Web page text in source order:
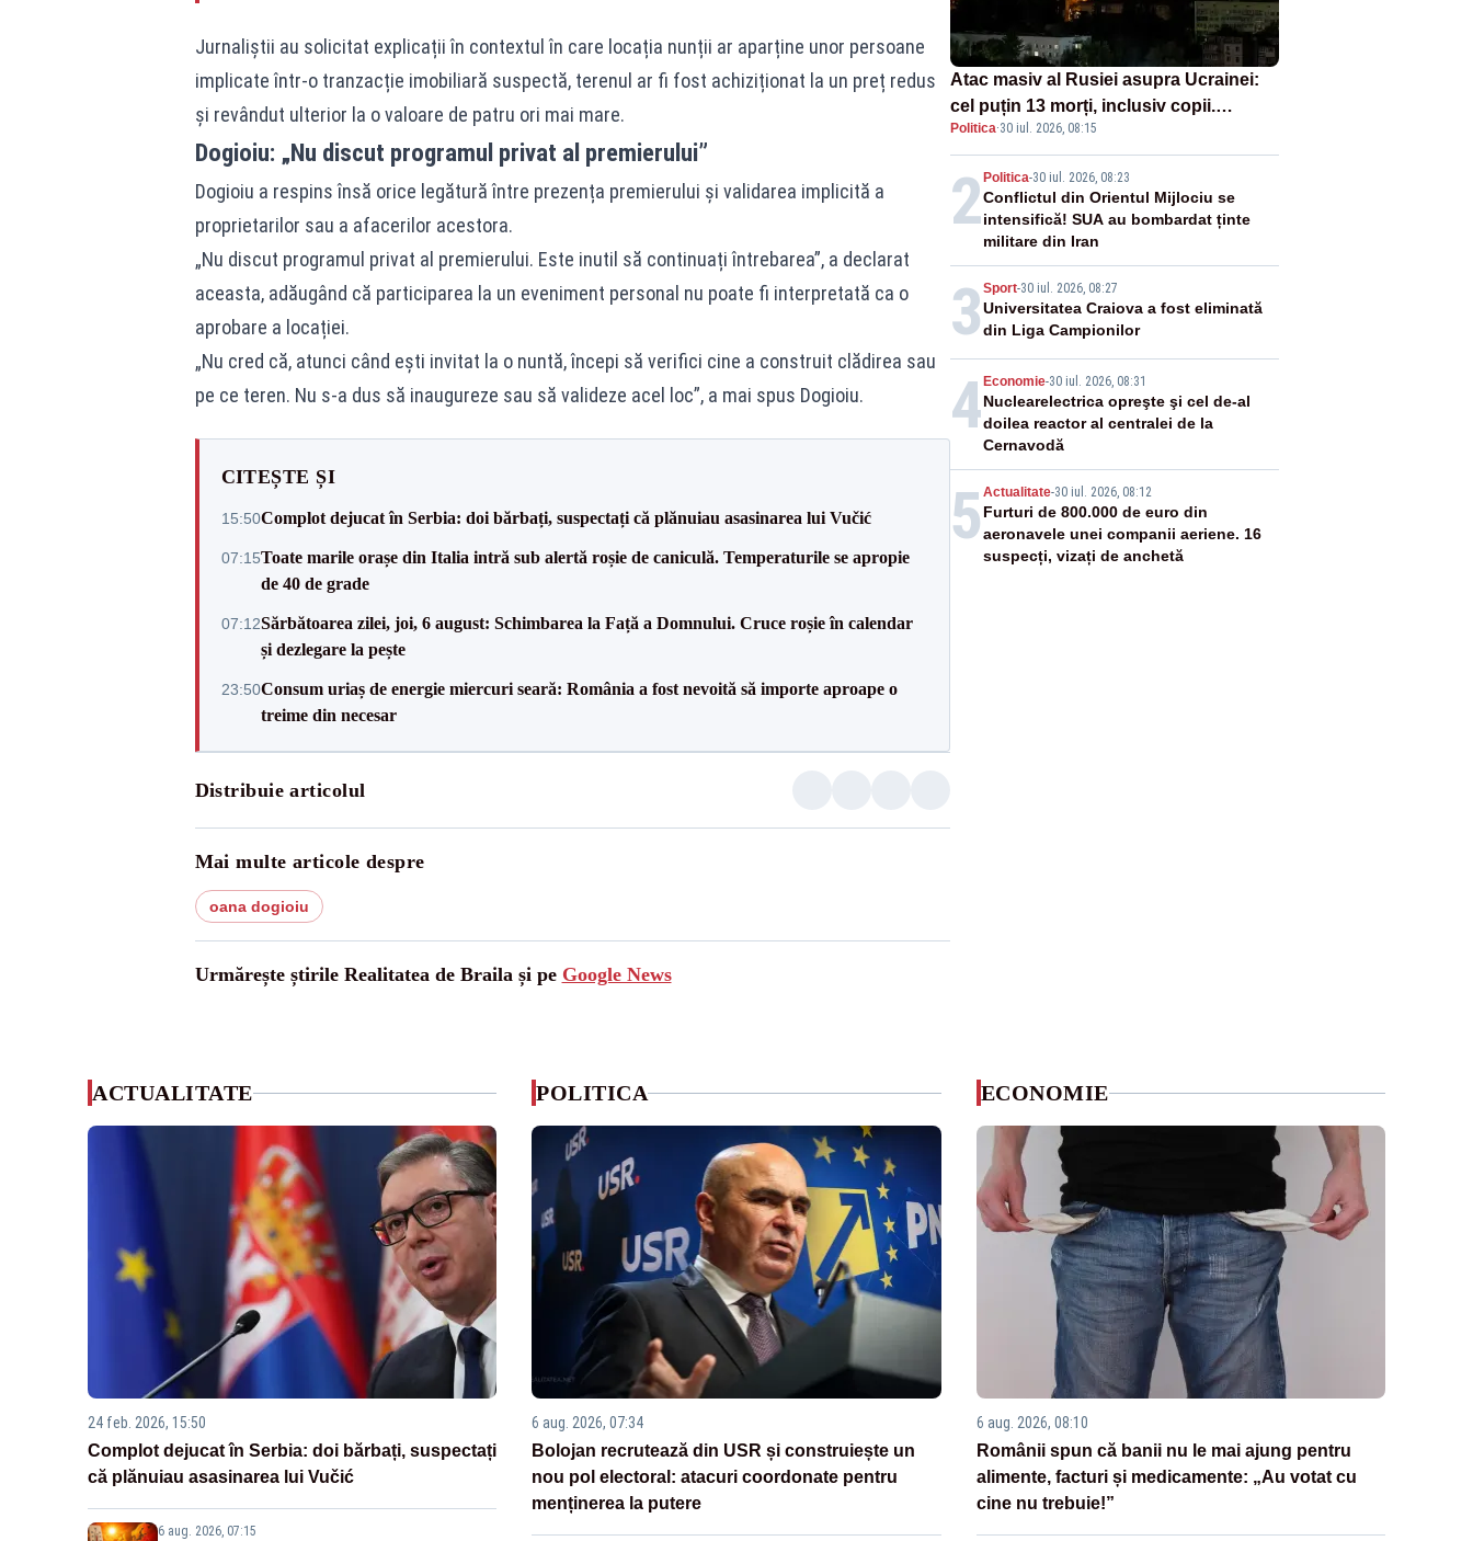
Jurnaliștii au solicitat explicații în contextul în care locația nunții ar aparține unor persoane
implicate într-o tranzacție imobiliară suspectă, terenul ar fi fost achiziționat la un preț redus
și revândut ulterior la o valoare de patru ori mai mare.
Dogioiu: „Nu discut programul privat al premierului”
Dogioiu a respins însă orice legătură între prezența premierului și validarea implicită a
proprietarilor sau a afacerilor acestora.
„Nu discut programul privat al premierului. Este inutil să continuați întrebarea”, a declarat
aceasta, adăugând că participarea la un eveniment personal nu poate fi interpretată ca o
aprobare a locației.
„Nu cred că, atunci când ești invitat la o nuntă, începi să verifici cine a construit clădirea sau
pe ce teren. Nu s-a dus să inaugureze sau să valideze acel loc”, a mai spus Dogioiu.
CITEȘTE ȘI
15:50Complot dejucat în Serbia: doi bărbați, suspectați că plănuiau asasinarea lui Vučić
07:15Toate marile orașe din Italia intră sub alertă roșie de caniculă. Temperaturile se apropie
de 40 de grade
07:12Sărbătoarea zilei, joi, 6 august: Schimbarea la Față a Domnului. Cruce roșie în calendar
și dezlegare la pește
23:50Consum uriaș de energie miercuri seară: România a fost nevoită să importe aproape o
treime din necesar
Distribuie articolul
Mai multe articole despre
oana dogioiu
Urmărește știrile Realitatea de Braila și pe Google News
Atac masiv al Rusiei asupra Ucrainei:
cel puțin 13 morți, inclusiv copii.
Polonia a ridicat avioanele de
vânătoare
Politica·30 iul. 2026, 08:15
2 Politica-30 iul. 2026, 08:23
Conflictul din Orientul Mijlociu se
intensifică! SUA au bombardat ținte
militare din Iran
3 Sport-30 iul. 2026, 08:27
Universitatea Craiova a fost eliminată
din Liga Campionilor
4 Economie-30 iul. 2026, 08:31
Nuclearelectrica opreşte şi cel de-al
doilea reactor al centralei de la
Cernavodă
5 Actualitate-30 iul. 2026, 08:12
Furturi de 800.000 de euro din
aeronavele unei companii aeriene. 16
suspecți, vizați de anchetă
ACTUALITATE
24 feb. 2026, 15:50
Complot dejucat în Serbia: doi bărbați, suspectați
că plănuiau asasinarea lui Vučić
6 aug. 2026, 07:15
POLITICA
6 aug. 2026, 07:34
Bolojan recrutează din USR și construiește un
nou pol electoral: atacuri coordonate pentru
menținerea la putere
ECONOMIE
6 aug. 2026, 08:10
Românii spun că banii nu le mai ajung pentru
alimente, facturi și medicamente: „Au votat cu
cine nu trebuie!”